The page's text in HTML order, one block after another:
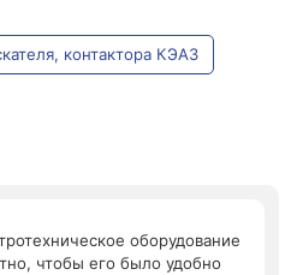
контактора КЭАЗ
оборудование
чтобы его было удобно